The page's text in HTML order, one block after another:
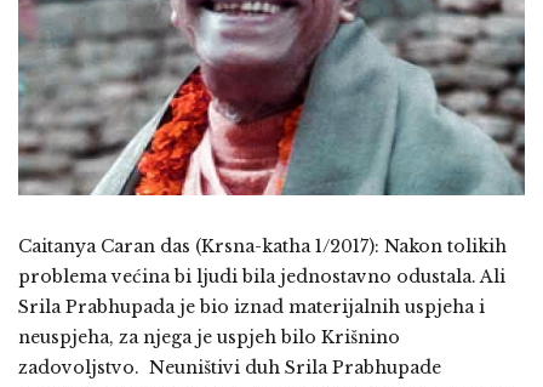
Caitanya Caran das (Krsna-katha 1/2017): Nakon tolikih
problema većina bi ljudi bila jednostavno odustala. Ali
Srila Prabhupada je bio iznad materijalnih uspjeha i
neuspjeha, za njega je uspjeh bilo Krišnino
zadovoljstvo. Neuništivi duh Srila Prabhupade